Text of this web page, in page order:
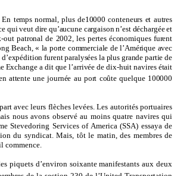
temps normal, plus de10000 conteneurs et autres
veut dire qu’aucune cargaison n’est déchargée et
patronal de 2002, les pertes économiques furent
Beach, « la porte commerciale de l’Amérique avec
furent paralysées la plus grande partie de
a dit que l’arrivée de dix-huit navires était
attente une journée au port coûte quelque 100000
avec leurs flèches levées. Les autorités portuaires
nous avons observé au moins quatre navires qui
Services of America (SSA) essaya de
du syndicat. Mais, tôt le matin, des membres de
commence.
piquets d’environ soixante manifestants aux deux